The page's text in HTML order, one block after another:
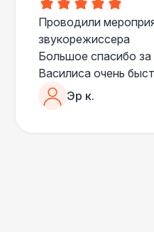
Проводили
звукорежиссера
Большое спасибо
Василиса очень
пошла навстречу во
Отдельное спасибо
Эр к.